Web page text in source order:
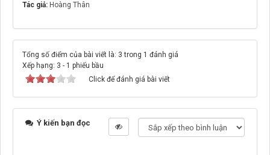
Tác giả: Hoàng Thân
Tổng số điểm của bài viết là: 3 trong 1 đánh giá
Xếp hạng: 3 - 1 phiếu bầu
Click để đánh giá bài viết
Ý kiến bạn đọc